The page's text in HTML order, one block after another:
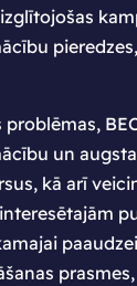
problēmas,
un
kā arī